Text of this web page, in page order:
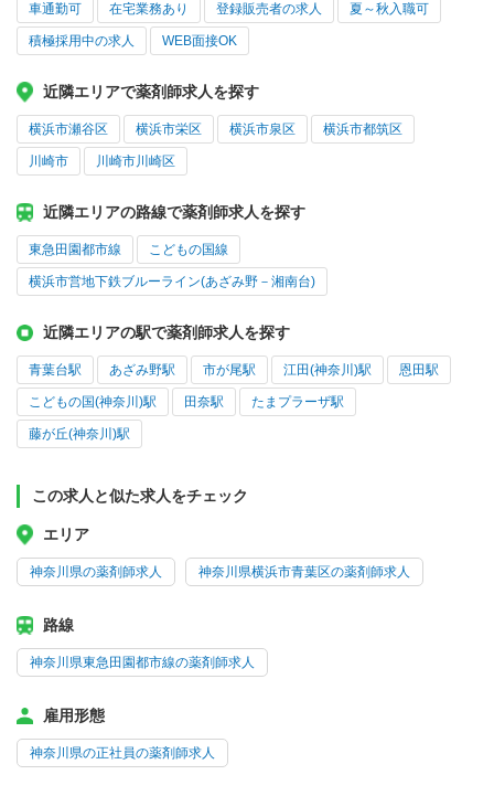
車通勤可 在宅業務あり 登録販売者の求人 夏～秋入職可
積極採用中の求人 WEB面接OK
近隣エリアで薬剤師求人を探す
横浜市瀬谷区 横浜市栄区 横浜市泉区 横浜市都筑区
川崎市 川崎市川崎区
近隣エリアの路線で薬剤師求人を探す
東急田園都市線 こどもの国線
横浜市営地下鉄ブルーライン(あざみ野－湘南台)
近隣エリアの駅で薬剤師求人を探す
青葉台駅 あざみ野駅 市が尾駅 江田(神奈川)駅 恩田駅
こどもの国(神奈川)駅 田奈駅 たまプラーザ駅
藤が丘(神奈川)駅
この求人と似た求人をチェック
エリア
神奈川県の薬剤師求人 神奈川県横浜市青葉区の薬剤師求人
路線
神奈川県東急田園都市線の薬剤師求人
雇用形態
神奈川県の正社員の薬剤師求人